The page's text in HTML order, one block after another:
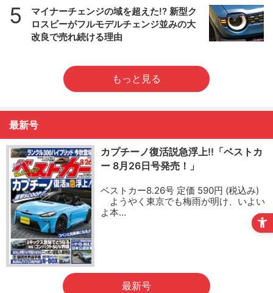
5
マイナーチェンジの域を超えた!? 新型ク
ロスビーがフルモデルチェンジ並みの大
改良で売れ続ける理由
もっと見る
最新号
カプチーノ復活説急浮上!!「ベストカ
ー 8月26日号発売！」
ベストカー8.26号 定価 590円 (税込み)
ようやく東京でも梅雨が明け、いよい
よ本…
最新号